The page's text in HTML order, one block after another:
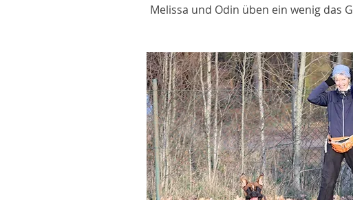
Melissa und Odin üben ein wenig das